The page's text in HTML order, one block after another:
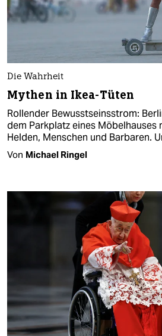
Die Wahrheit
Mythen in Ikea-Tüten
Rollender Bewusstseinsstrom:
dem Parkplatz eines Möbelhauses
Helden, Menschen und Barbaren.
Von Michael Ringel